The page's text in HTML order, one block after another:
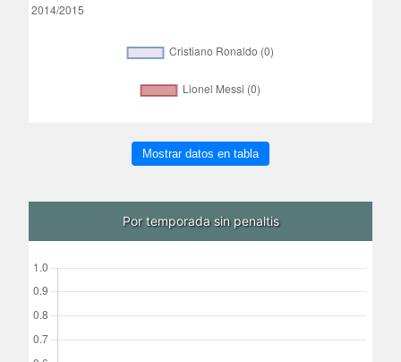
Mostrar datos en tabla
Por temporada sin penaltis